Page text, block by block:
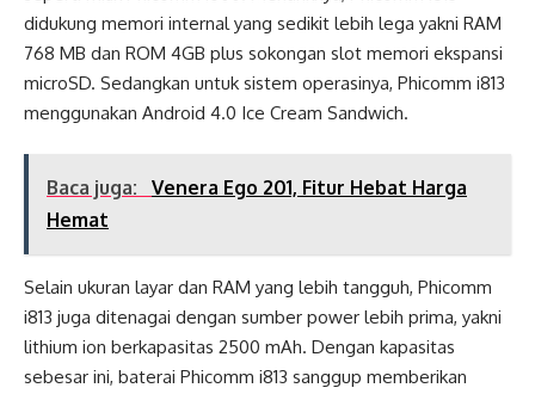
didukung memori internal yang sedikit lebih lega yakni RAM
768 MB dan ROM 4GB plus sokongan slot memori ekspansi
microSD. Sedangkan untuk sistem operasinya, Phicomm i813
menggunakan Android 4.0 Ice Cream Sandwich.
Baca juga:
Venera Ego 201, Fitur Hebat Harga
Hemat
Selain ukuran layar dan RAM yang lebih tangguh, Phicomm
i813 juga ditenagai dengan sumber power lebih prima, yakni
lithium ion berkapasitas 2500 mAh. Dengan kapasitas
sebesar ini, baterai Phicomm i813 sanggup memberikan